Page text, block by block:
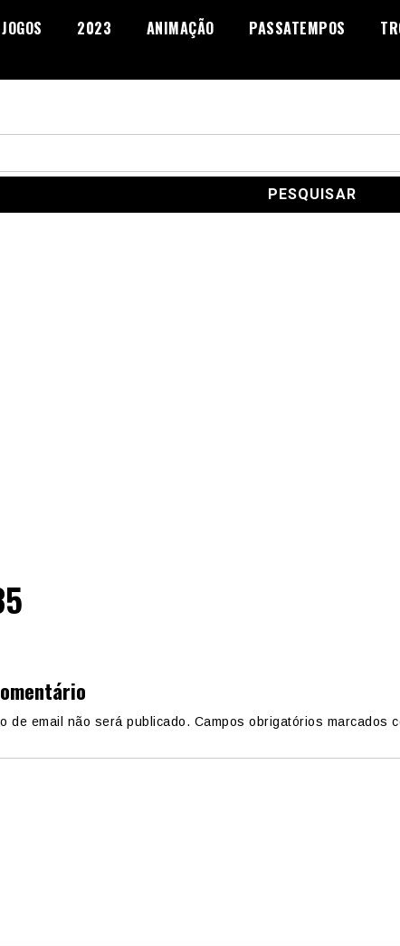
JOGOS 2023 ANIMAÇÃO PASSATEMPOS
de email não será publicado. Campos obrigatórios marcados